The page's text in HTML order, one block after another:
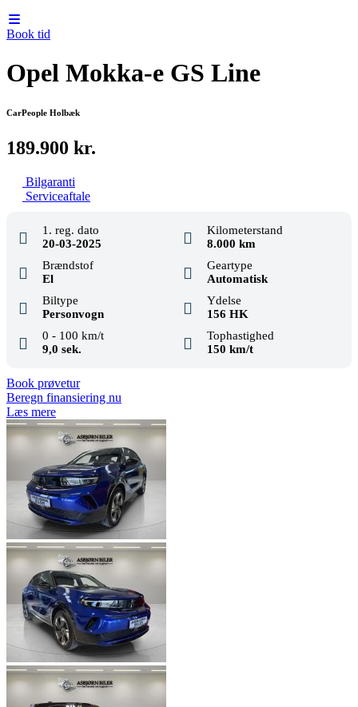
Book tid
Opel Mokka-e GS Line
CarPeople Holbæk
189.900 kr.
Bilgaranti
Serviceaftale
1. reg. dato
20-03-2025
Kilometerstand
8.000 km
Brændstof
El
Geartype
Automatisk
Biltype
Personvogn
Ydelse
156 HK
0 - 100 km/t
9,0 sek.
Tophastighed
150 km/t
Book prøvetur
Beregn finansiering nu
Læs mere